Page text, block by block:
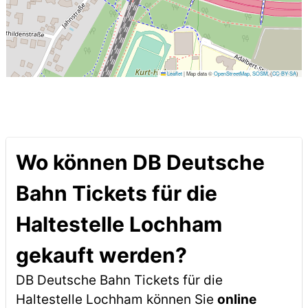
Leaflet|Map data ©OpenStreetMap ,SOSM, (CC-BY-SA)
Wo können DB Deutsche
Bahn Tickets für die
Haltestelle Lochham
gekauft werden?
DB Deutsche Bahn Tickets für die
Haltestelle Lochham können Sie online